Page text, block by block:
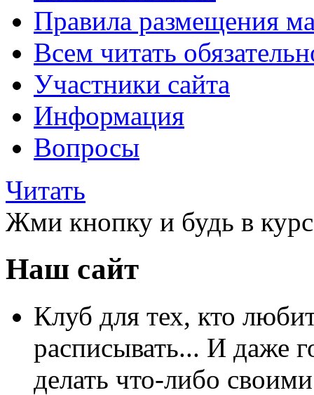
Правила размещения
Всем читать
Участники сайта
Информация
Вопросы
Читать
Жми кнопку и будь в
Наш сайт
Клуб для тех, кто
расписывать... И даже
делать что-либо